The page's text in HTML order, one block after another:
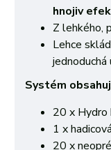
hnojiv
Z lehkého,
Lehce
jednoduchá
Systém
20 x Hydro
1 x
20 x